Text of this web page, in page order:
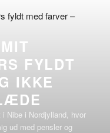
FYLDT
IKKE
Nibe i Nordjylland, hvor
ud med pensler og